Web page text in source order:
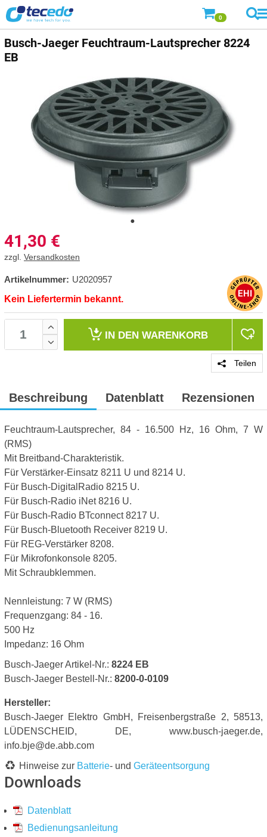
0
Busch-Jaeger Feuchtraum-Lautsprecher 8224
EB
41,30 €
zzgl. Versandkosten
Artikelnummer: U2020957
Kein Liefertermin bekannt.
IN DEN WARENKORB
Teilen
Beschreibung Datenblatt Rezensionen
Feuchtraum-Lautsprecher, 84 - 16.500 Hz, 16 Ohm, 7 W
(RMS)
Mit Breitband-Charakteristik.
Für Verstärker-Einsatz 8211 U und 8214 U.
Für Busch-DigitalRadio 8215 U.
Für Busch-Radio iNet 8216 U.
Für Busch-Radio BTconnect 8217 U.
Für Busch-Bluetooth Receiver 8219 U.
Für REG-Verstärker 8208.
Für Mikrofonkonsole 8205.
Mit Schraubklemmen.
Nennleistung: 7 W (RMS)
Frequenzgang: 84 - 16.
500 Hz
Impedanz: 16 Ohm
Busch-Jaeger Artikel-Nr.: 8224 EB
Busch-Jaeger Bestell-Nr.: 8200-0-0109
Hersteller:
Busch-Jaeger Elektro GmbH, Freisenbergstraße 2, 58513,
LÜDENSCHEID, DE, www.busch-jaeger.de,
info.bje@de.abb.com
Hinweise zur Batterie- und Geräteentsorgung
Downloads
Datenblatt
Bedienungsanleitung